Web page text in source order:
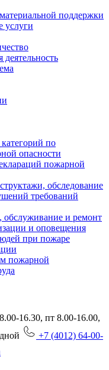
поддержки
услуги
по
опасности
пожарной
обследование
требований
и ремонт
и оповещения
при пожаре
пожарной
16.30, пт 8.00-16.00,
+7 (4012) 64-00-